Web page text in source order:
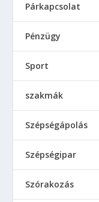
Párkapcsolat
Pénzügy
Sport
szakmák
Szépségápolás
Szépségipar
Szórakozás